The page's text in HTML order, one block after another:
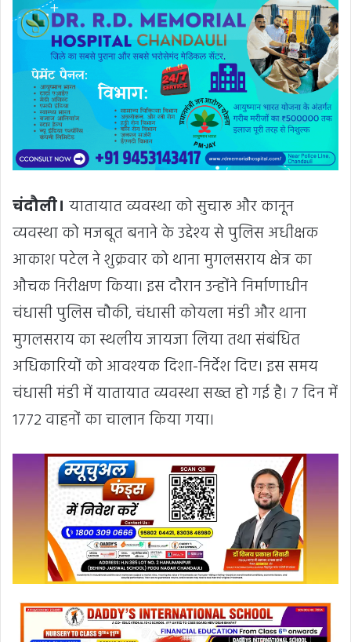
चंदौली। यातायात व्यवस्था को सुचारू और कानून
व्यवस्था को मजबूत बनाने के उद्देश्य से पुलिस अधीक्षक
आकाश पटेल ने शुक्रवार को थाना मुगलसराय क्षेत्र का
औचक निरीक्षण किया। इस दौरान उन्होंने निर्माणाधीन
चंधासी पुलिस चौकी, चंधासी कोयला मंडी और थाना
मुगलसराय का स्थलीय जायजा लिया तथा संबंधित
अधिकारियों को आवश्यक दिशा-निर्देश दिए। इस समय
चंधासी मंडी में यातायात व्यवस्था सख्त हो गई है। 7 दिन में
1772 वाहनों का चालान किया गया।